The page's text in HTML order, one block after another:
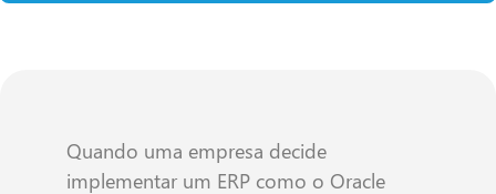
Quando uma empresa decide
implementar um ERP como o Oracle